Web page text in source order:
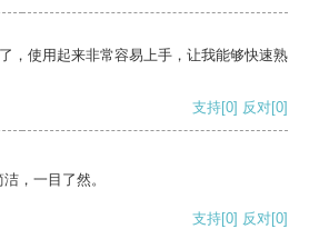
，使用起来非常容易上手，让我能够快速熟
支持[0] 反对[0]
，一目了然。
支持[0] 反对[0]